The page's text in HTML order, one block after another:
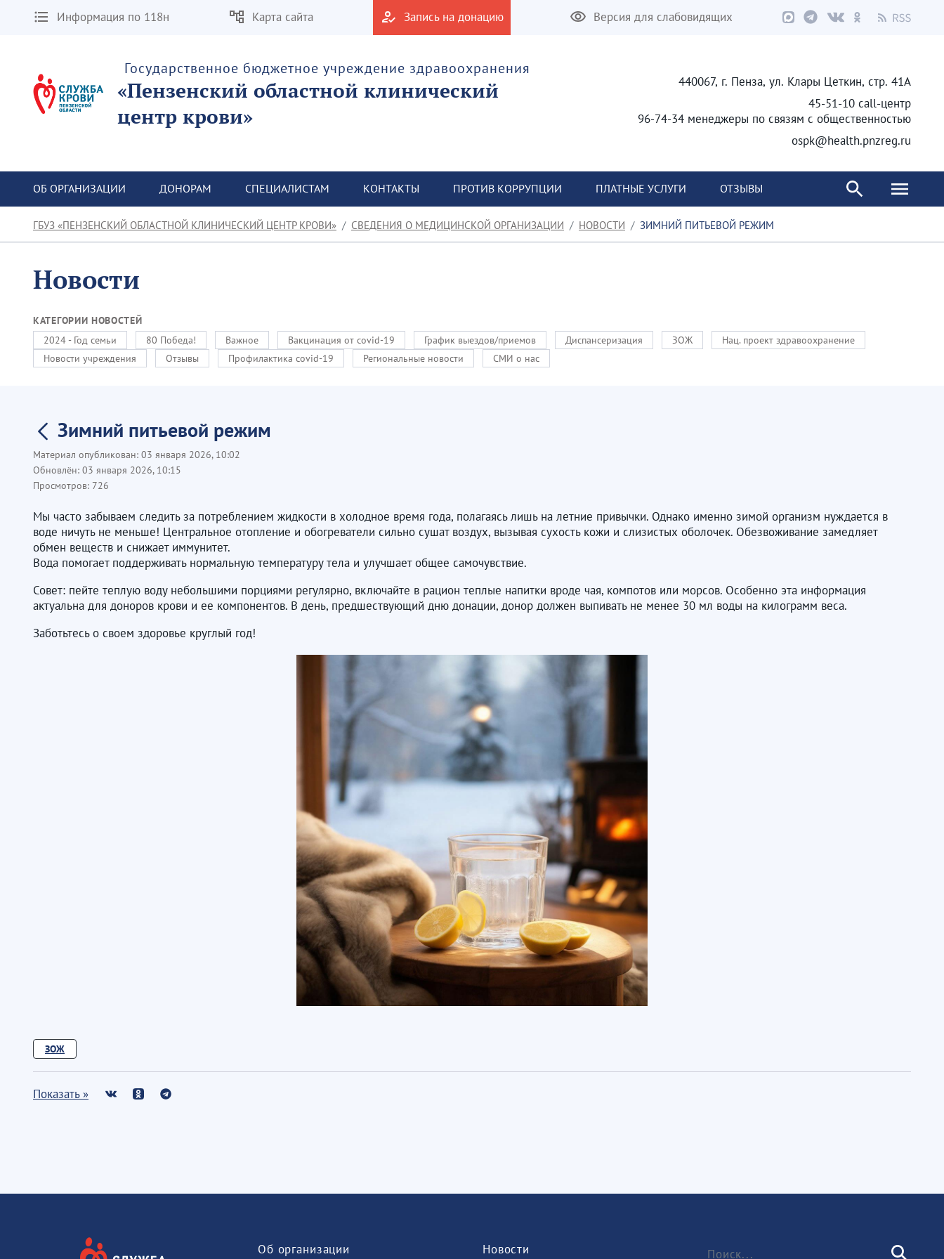
Информация по 118н Карта сайта Запись на донацию Версия для слабовидящих
Государственное бюджетное учреждение здравоохранения
«Пензенский областной клинический
центр крови»
440067, г. Пенза, ул. Клары Цеткин, стр. 41А
45-51-10 call-центр
96-74-34 менеджеры по связям с общественностью
ospk@health.pnzreg.ru
ОБ ОРГАНИЗАЦИИ ДОНОРАМ СПЕЦИАЛИСТАМ КОНТАКТЫ ПРОТИВ КОРРУПЦИИ ПЛАТНЫЕ УСЛУГИ ОТЗЫВЫ
ГБУЗ «ПЕНЗЕНСКИЙ ОБЛАСТНОЙ КЛИНИЧЕСКИЙ ЦЕНТР КРОВИ» СВЕДЕНИЯ О МЕДИЦИНСКОЙ ОРГАНИЗАЦИИ НОВОСТИ ЗИМНИЙ ПИТЬЕВОЙ РЕЖИМ
Новости
КАТЕГОРИИ НОВОСТЕЙ
2024 - Год семьи
80 Победа! Важное Вакцинация от covid-19 График выездов/приемов Диспансеризация ЗОЖ
Нац. проект здравоохранение
Новости учреждения
Отзывы Профилактика covid-19 Региональные новости СМИ о нас
Зимний питьевой режим
Материал опубликован: 03 января 2026, 10:02
Обновлён: 03 января 2026, 10:15
Просмотров: 726
Мы часто забываем следить за потреблением жидкости в холодное время года, полагаясь лишь на летние привычки. Однако именно зимой организм нуждается в
воде ничуть не меньше! Центральное отопление и обогреватели сильно сушат воздух, вызывая сухость кожи и слизистых оболочек. Обезвоживание замедляет
обмен веществ и снижает иммунитет.
Вода помогает поддерживать нормальную температуру тела и улучшает общее самочувствие.
Совет: пейте теплую воду небольшими порциями регулярно, включайте в рацион теплые напитки вроде чая, компотов или морсов. Особенно эта информация
актуальна для доноров крови и ее компонентов. В день, предшествующий дню донации, донор должен выпивать не менее 30 мл воды на килограмм веса.
Заботьтесь о своем здоровье круглый год!
ЗОЖ
Показать »
Об организации Новости